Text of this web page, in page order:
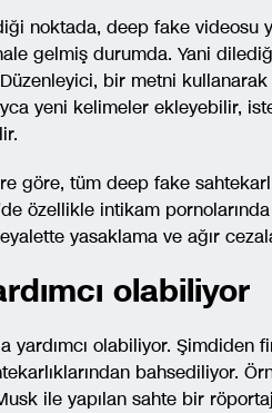
noktada, deep fake videosu
gelmiş durumda. Yani
bir metni
yeni kelimeler ekleyebilir,
göre, tüm deep fake
özellikle intikam
yasaklama ve ağır
olabiliyor
yardımcı olabiliyor. Şimdiden
bahsediliyor.
ile yapılan sahte bir